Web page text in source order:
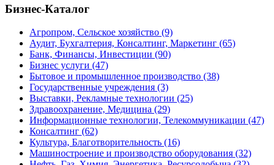
Бизнес-Каталог
Агропром, Сельское хозяйство (9)
Аудит, Бухгалтерия, Консалтинг, Маркетинг (65)
Банк, Финансы, Инвестиции (90)
Бизнес услуги (47)
Бытовое и промышленное производство (38)
Государственные учреждения (3)
Выставки, Рекламные технологии (25)
Здравоохранение, Медицина (29)
Информационные технологии, Телекоммуникации (47)
Консалтинг (62)
Культура, Благотворительность (16)
Машиностроение и производство оборудования (32)